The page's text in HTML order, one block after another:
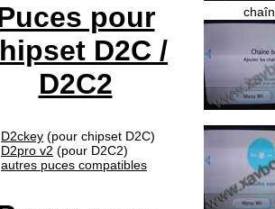
pour
D2C /
D2C2
D2ckey (pour chipset D2C)
D2pro v2 (pour D2C2)
autres puces compatibles